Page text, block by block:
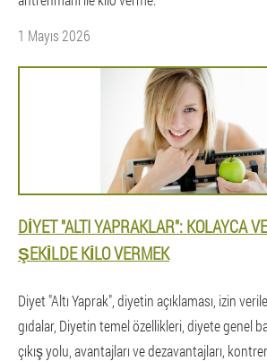
1 Mayıs 2026
DIYET "ALTI YAPRAKLAR": KOLAYCA
ŞEKILDE KILO VERMEK
Diyet "Altı Yaprak", diyetin açıklaması, izin
gıdalar, Diyetin temel özellikleri, diyete genel
çıkış yolu, avantajları ve dezavantajları,